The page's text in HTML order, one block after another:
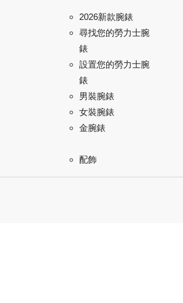
2026新款腕錶
尋找您的勞力士腕
錶
設置您的勞力士腕
錶
男裝腕錶
女裝腕錶
金腕錶
配飾